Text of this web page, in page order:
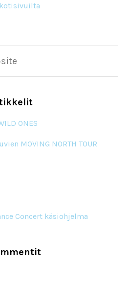
kotisivuilta
ONES
MOVING NORTH TOUR
Concert käsiohjelma